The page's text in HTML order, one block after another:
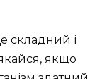
складний і
якщо